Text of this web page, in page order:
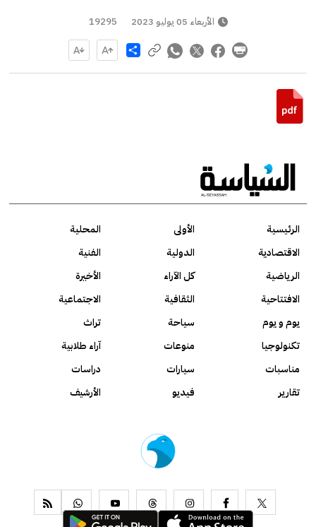
الأربعاء 05 يوليو 2023 19295
Share
الرئيسية الأولى
المحلية
الاقتصادية
الدولية
الفنية
الرياضية
كل الآراء
الأخيرة
الافتتاحية
الثقافية
الاجتماعية
يوم و يوم
سياحة
تراث
تكنولوجيا
منوعات
آراء طلابية
مناسبات
سيارات
دراسات
تقارير
فيديو الأرشيف